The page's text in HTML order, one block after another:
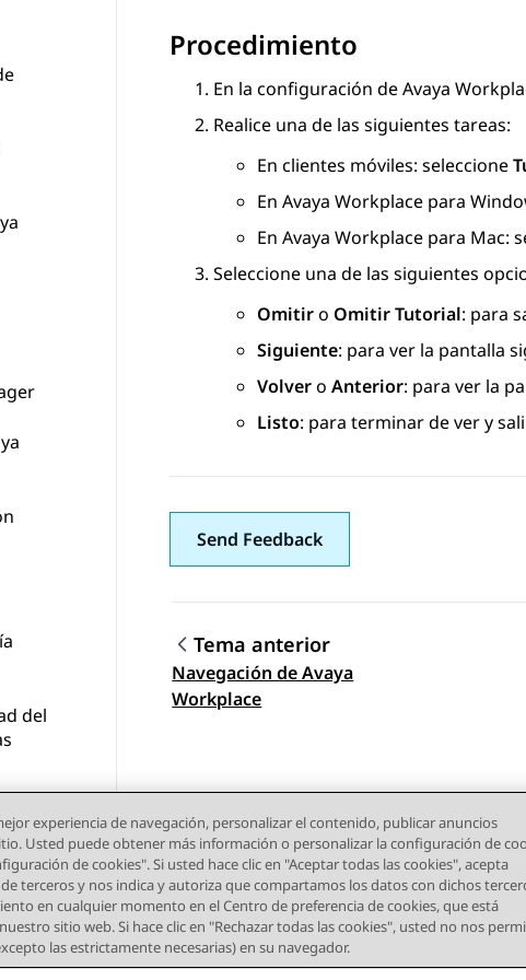
del
Procedimiento
En la configuración deAvaya
Realice una de las siguientes tareas:
En clientes móviles: seleccione
En Avaya Workplace para
En Avaya Workplace para Mac:
Seleccione una de las siguientes
Omitiro Omitir Tutorial: para
Siguiente: para ver la pantalla
Volvero Anterior: para ver la
Listo: para terminar de ver y
Send Feedback
Navegación de tema
Tema anterior
Navegación de Avaya
Workplace
experiencia de navegación, personalizar el contenido, publicar anuncios
Usted puede obtener más información o personalizar la configuración de
de cookies". Si usted hace clic en "Aceptar todas las cookies", acepta
terceros y nos indica y autoriza que compartamos los datos con dichos
en cualquier momento en el Centro de preferencia de cookies, que está
sitio web. Si hace clic en "Rechazar todas las cookies", usted no nos
las estrictamente necesarias) en su navegador.